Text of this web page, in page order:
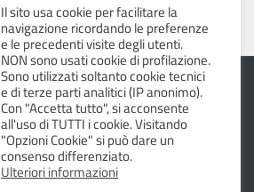
Il sito usa cookie per facilitare la
navigazione ricordando le preferenze
e le precedenti visite degli utenti.
NON sono usati cookie di profilazione.
Sono utilizzati soltanto cookie tecnici
e di terze parti analitici (IP anonimo).
Con "Accetta tutto", si acconsente
all'uso di TUTTI i cookie. Visitando
"Opzioni Cookie" si può dare un
consenso differenziato.
Ulteriori informazioni